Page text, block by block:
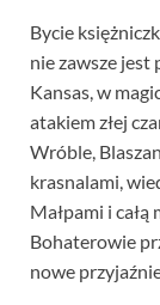
Bycie
nie zawsze jest
Kansas, w
atakiem złej
Wróble,
krasnalami,
Małpami i
Bohaterowie
nowe